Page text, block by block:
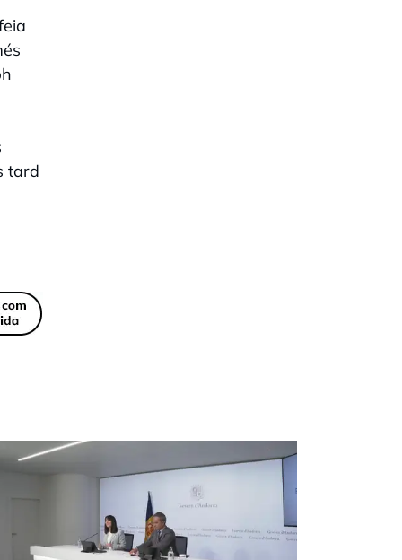
tard